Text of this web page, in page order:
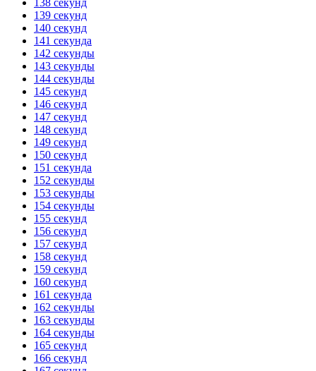
138 секунд
139 секунд
140 секунд
141 секунда
142 секунды
143 секунды
144 секунды
145 секунд
146 секунд
147 секунд
148 секунд
149 секунд
150 секунд
151 секунда
152 секунды
153 секунды
154 секунды
155 секунд
156 секунд
157 секунд
158 секунд
159 секунд
160 секунд
161 секунда
162 секунды
163 секунды
164 секунды
165 секунд
166 секунд